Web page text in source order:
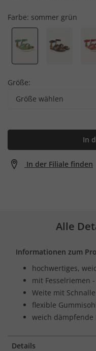
Farbe: sommer grün
Größe:
Größe wählen
In
In der Filiale finden
Alle
Informationen zum
hochwertiges,
mit Fesselriemen
Weite mit
flexible
weich dämpfende
Details